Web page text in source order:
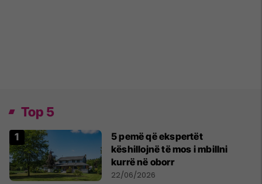
Top 5
5 pemë që ekspertët
këshillojnë të mos i mbillni
kurrë në oborr
22/06/2026